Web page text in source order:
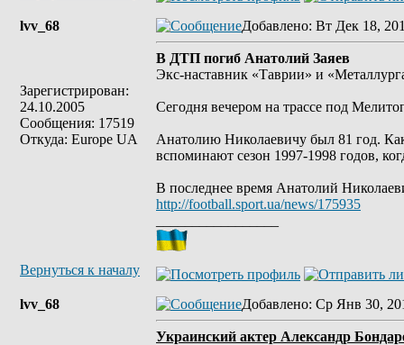
lvv_68
Зарегистрирован:
24.10.2005
Сообщения: 17519
Откуда: Europe UA
Добавлено: Вт Дек 18,
В ДТП погиб Анатолий Заяев
Экс-наставник «Таврии» и
Сегодня вечером на трассе под
Анатолию Николаевичу был 81 год.
вспоминают сезон 1997-1998 годов,
В последнее время Анатолий
http://football.sport.ua/news/175935
Вернуться к началу
lvv_68 Добавлено: Ср Янв 30,
Украинский актер Александр